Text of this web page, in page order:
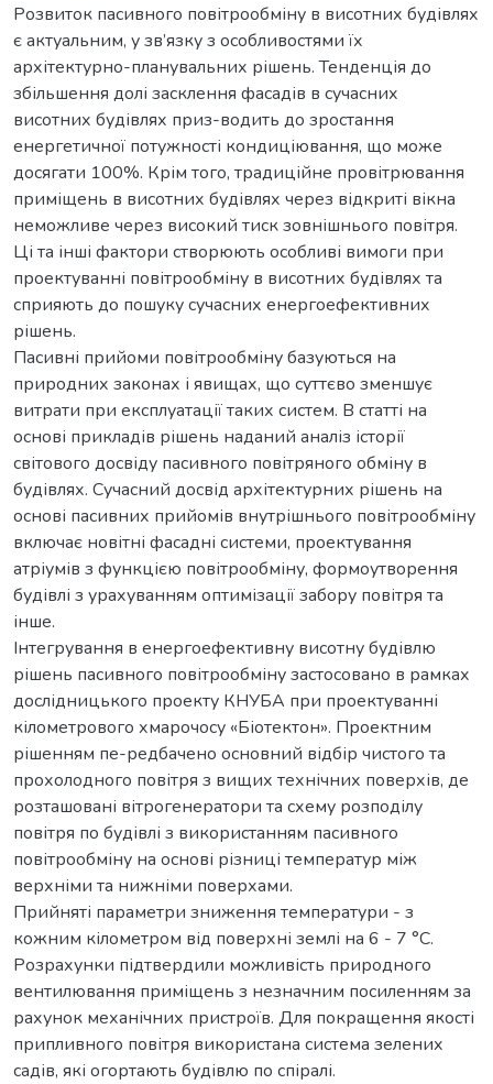
Розвиток пасивного повітрообміну в висотних будівлях
є актуальним, у зв’язку з особливостями їх
архітектурно-планувальних рішень. Тенденція до
збільшення долі засклення фасадів в сучасних
висотних будівлях приз-водить до зростання
енергетичної потужності кондиціювання, що може
досягати 100%. Крім того, традиційне провітрювання
приміщень в висотних будівлях через відкриті вікна
неможливе через високий тиск зовнішнього повітря.
Ці та інші фактори створюють особливі вимоги при
проектуванні повітрообміну в висотних будівлях та
сприяють до пошуку сучасних енергоефективних
рішень.
Пасивні прийоми повітрообміну базуються на
природних законах і явищах, що суттєво зменшує
витрати при експлуатації таких систем. В статті на
основі прикладів рішень наданий аналіз історії
світового досвіду пасивного повітряного обміну в
будівлях. Сучасний досвід архітектурних рішень на
основі пасивних прийомів внутрішнього повітрообміну
включає новітні фасадні системи, проектування
атріумів з функцією повітрообміну, формоутворення
будівлі з урахуванням оптимізації забору повітря та
інше.
Інтегрування в енергоефективну висотну будівлю
рішень пасивного повітрообміну застосовано в рамках
дослідницького проекту КНУБА при проектуванні
кілометрового хмарочосу «Біотектон». Проектним
рішенням пе-редбачено основний відбір чистого та
прохолодного повітря з вищих технічних поверхів, де
розташовані вітрогенератори та схему розподілу
повітря по будівлі з використанням пасивного
повітрообміну на основі різниці температур між
верхніми та нижніми поверхами.
Прийняті параметри зниження температури - з
кожним кілометром від поверхні землі на 6 - 7 °С.
Розрахунки підтвердили можливість природного
вентилювання приміщень з незначним посиленням за
рахунок механічних пристроїв. Для покращення якості
припливного повітря використана система зелених
садів, які огортають будівлю по спіралі.